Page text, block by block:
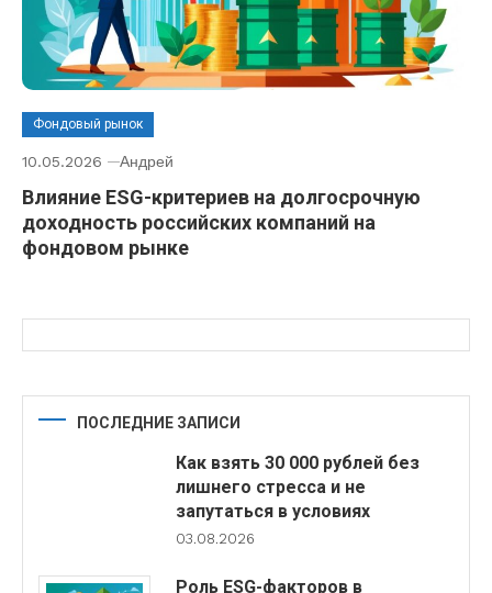
Фондовый рынок
10.05.2026 Андрей
Влияние ESG-критериев на долгосрочную
доходность российских компаний на
фондовом рынке
ПОСЛЕДНИЕ ЗАПИСИ
Как взять 30 000 рублей без
лишнего стресса и не
запутаться в условиях
03.08.2026
Роль ESG-факторов в